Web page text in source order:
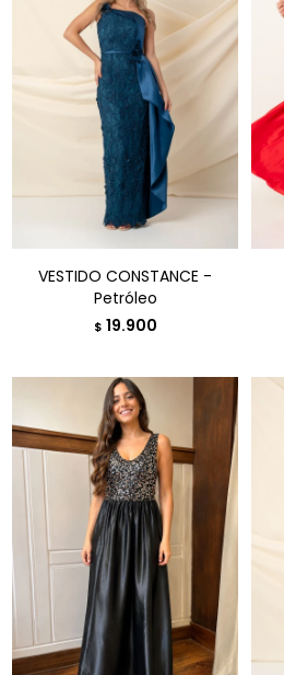
VESTIDO CONSTANCE -
Petróleo
$ 19.900